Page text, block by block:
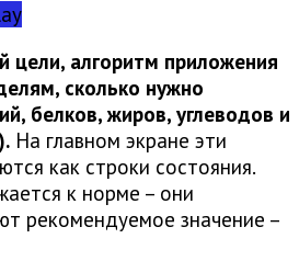
цели, алгоритм приложения
сколько нужно
белков, жиров, углеводов и
На главном экране эти
как строки состояния.
к норме – они
рекомендуемое значение –